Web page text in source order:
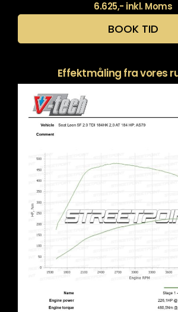
6.625,- inkl. Moms
BOOK TID
Effektmåling fra vores